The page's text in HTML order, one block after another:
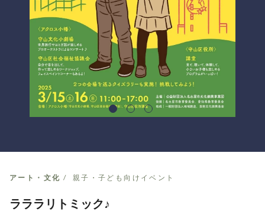
アート・文化 親子・子ども向けイベント
ラララリトミック♪